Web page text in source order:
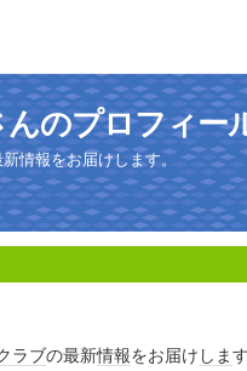
んのプロフィー
情報をお届けします。
ラブの最新情報をお届け しま